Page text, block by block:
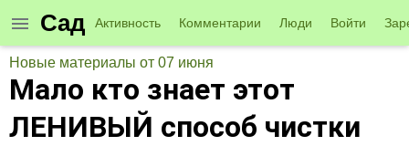
Сад Активность Комментарии Люди Войти
Новые материалы от 07 июня
Мало кто знает этот
ЛЕНИВЫЙ способ чистки